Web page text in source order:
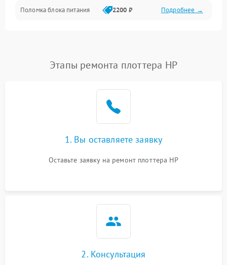
Интерфейсы
Поломка блока питания 2200 ₽ Подробнее →
Этапы ремонта плоттера HP
1. Вы оставляете заявку
Оставьте заявку на ремонт плоттера HP
2. Консультация